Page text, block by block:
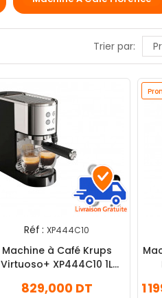
Trier par:
Réf : XP444C10
Machine à Café Krups
Virtuoso+ XP444C10 1L
829,000 DT 1